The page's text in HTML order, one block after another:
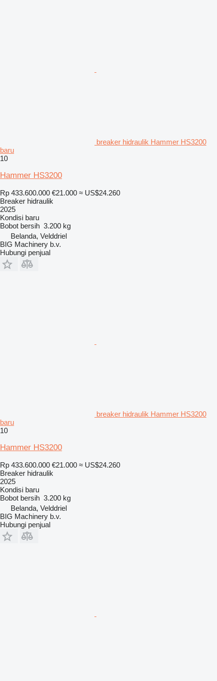
breaker hidraulik Hammer HS3200
baru
10
Hammer HS3200
Rp 433.600.000 €21.000 ≈ US$24.260
Breaker hidraulik
2025
Kondisi baru
Bobot bersih 3.200 kg
Belanda, Velddriel
BIG Machinery b.v.
Hubungi penjual
breaker hidraulik Hammer HS3200
baru
10
Hammer HS3200
Rp 433.600.000 €21.000 ≈ US$24.260
Breaker hidraulik
2025
Kondisi baru
Bobot bersih 3.200 kg
Belanda, Velddriel
BIG Machinery b.v.
Hubungi penjual